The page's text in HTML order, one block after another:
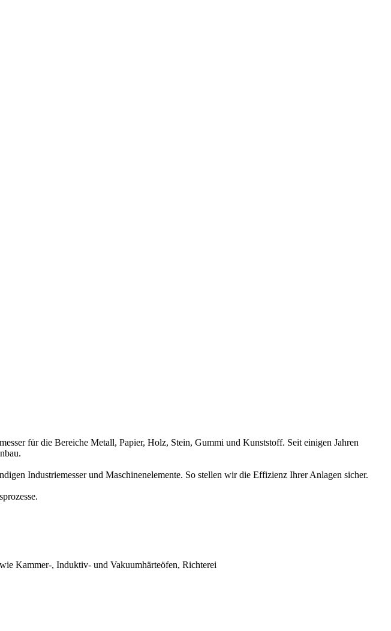
für die Bereiche Metall, Papier, Holz, Stein, Gummi und Kunststoff. Seit einigen Jahren
Industriemesser und Maschinenelemente. So stellen wir die Effizienz Ihrer Anlagen sicher.
Kammer-, Induktiv- und Vakuumhärteöfen, Richterei